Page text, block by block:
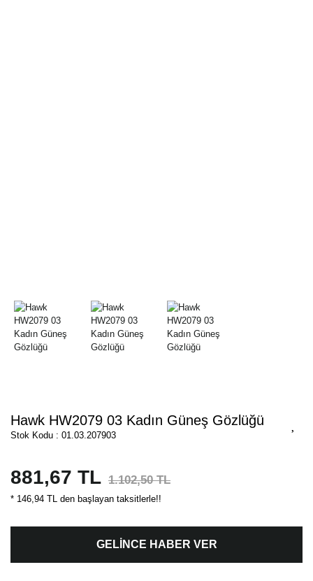
Hawk HW2079 03 Kadın Güneş Gözlüğü
Stok Kodu : 01.03.207903
881,67 TL 1.102,50 TL
* 146,94 TL den başlayan taksitlerle!!
GELİNCE HABER VER